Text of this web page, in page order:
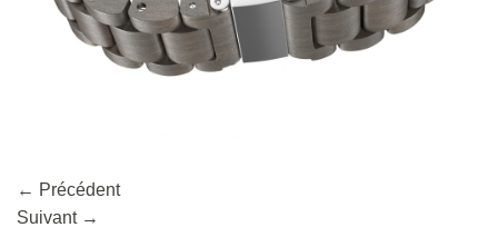
← Précédent
Suivant →